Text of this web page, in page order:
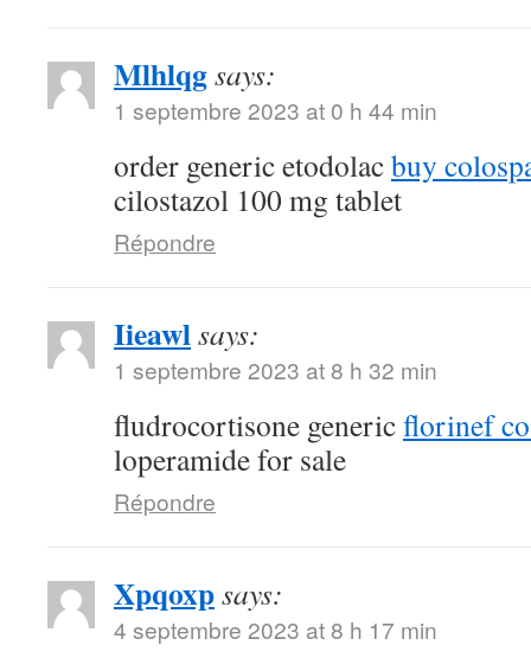
Mlhlqgsays:
1 septembre 2023 at 0 h 44 min
order generic etodolacbuy
cilostazol 100 mg tablet
Répondre
Iieawlsays:
1 septembre 2023 at 8 h 32 min
fludrocortisone genericflorinef
loperamide for sale
Répondre
Xpqoxpsays:
4 septembre 2023 at 8 h 17 min